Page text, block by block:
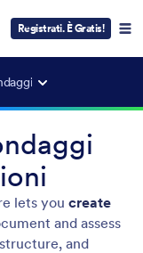
Registrati. È Gratis!
lets you create
and assess
and